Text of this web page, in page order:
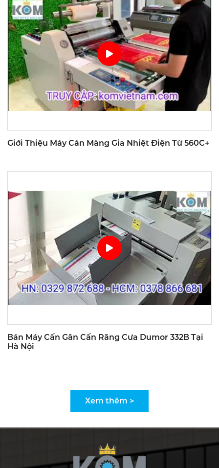
Giới Thiệu Máy Cán Màng Gia Nhiệt Điện Từ 560C+
Bán Máy Cấn Gân Cấn Răng Cưa Dumor 332B Tại
Hà Nội
Xem thêm >